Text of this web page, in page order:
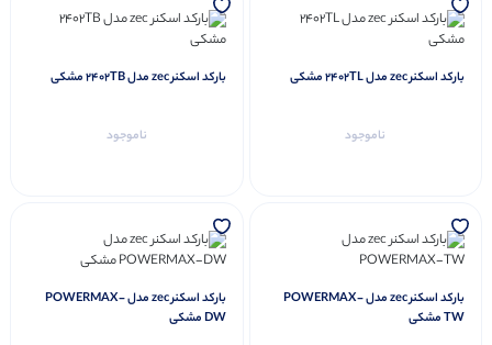
بارکد اسکنر zec مدل 2402TL مشکی
ناموجود
بارکد اسکنر zec مدل 2402TB مشکی
ناموجود
بارکد اسکنر zec مدل POWERMAX-
TW مشکی
بارکد اسکنر zec مدل POWERMAX-
DW مشکی